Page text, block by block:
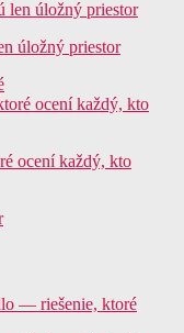
úložný priestor
ocení každý, kto
— riešenie, ktoré